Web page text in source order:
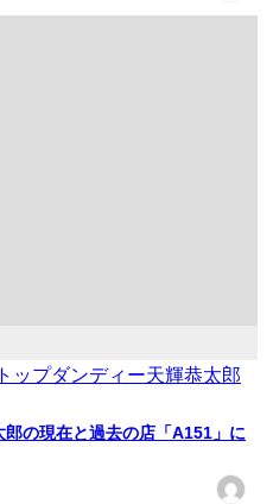
ップダンディー天輝恭太郎
郎の現在と過去の店「A151」に